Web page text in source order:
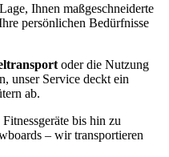
Ihnen maßgeschneiderte
persönlichen Bedürfnisse
oder die Nutzung
unser Service deckt ein
ab.
bis hin zu
– wir transportieren